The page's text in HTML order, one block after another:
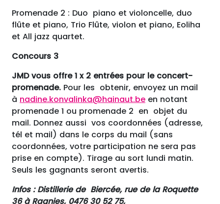
Promenade 2 : Duo piano et violoncelle, duo
flûte et piano, Trio Flûte, violon et piano, Eoliha
et All jazz quartet.
Concours 3
JMD vous offre 1 x 2 entrées pour le concert-
promenade. Pour les obtenir, envoyez un mail
à nadine.konvalinka@hainaut.be en notant
promenade 1 ou promenade 2 en objet du
mail. Donnez aussi vos coordonnées (adresse,
tél et mail) dans le corps du mail (sans
coordonnées, votre participation ne sera pas
prise en compte). Tirage au sort lundi matin.
Seuls les gagnants seront avertis.
Infos : Distillerie de Biercée, rue de la Roquette
36 à Ragnies, 0476 30 52 75,